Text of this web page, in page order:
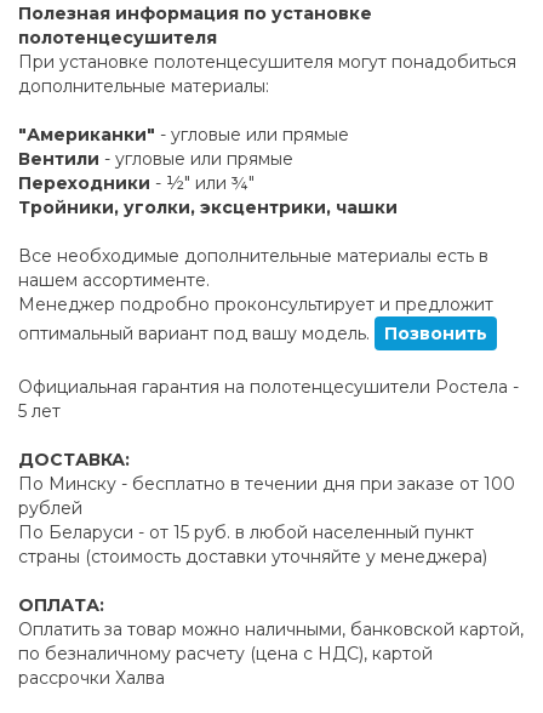
Полезная информация по установке
полотенцесушителя
При установке полотенцесушителя могут понадобиться
дополнительные материалы:
"Американки" - угловые или прямые
Вентили - угловые или прямые
Переходники - ½" или ¾"
Тройники, уголки, эксцентрики, чашки
Все необходимые дополнительные материалы есть в
нашем ассортименте.
Менеджер подробно проконсультирует и предложит
оптимальный вариант под вашу модель.
Позвонить
Официальная гарантия на полотенцесушители Ростела -
5 лет
ДОСТАВКА:
По Минску - бесплатно в течении дня при заказе от 100
рублей
По Беларуси - от 15 руб. в любой населенный пункт
страны (стоимость доставки уточняйте у менеджера)
ОПЛАТА:
Оплатить за товар можно наличными, банковской картой,
по безналичному расчету (цена с НДС), картой
рассрочки Халва